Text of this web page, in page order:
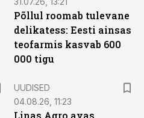
Põllul roomab tulevane
delikatess: Eesti ainsas
teofarmis kasvab 600
000 tigu
UUDISED
04.08.26, 11:23
Linas Agro avas